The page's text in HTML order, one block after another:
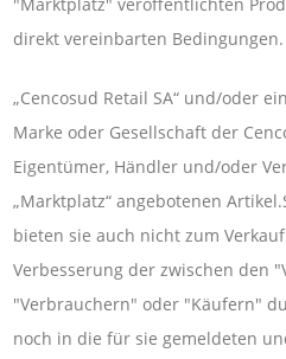
"Marktplatz" veröffentlichten
direkt vereinbarten Bedingungen.
„Cencosud Retail SA“ und/oder
Marke oder Gesellschaft der
Eigentümer, Händler und/oder
„Marktplatz“ angebotenen
bieten sie auch nicht zum
Verbesserung der zwischen den
"Verbrauchern" oder "Käufern"
noch in die für sie gemeldeten